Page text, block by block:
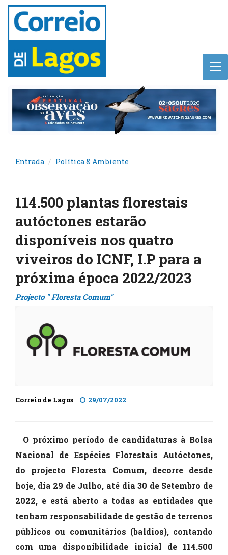
Entrada Política & Ambiente
114.500 plantas florestais
autóctones estarão
disponíveis nos quatro
viveiros do ICNF, I.P para a
próxima época 2022/2023
Projecto " Floresta Comum"
Correio de Lagos 29/07/2022
O próximo período de candidaturas à Bolsa
Nacional de Espécies Florestais Autóctones,
do projecto Floresta Comum, decorre desde
hoje, dia 29 de Julho, até dia 30 de Setembro de
2022, e está aberto a todas as entidades que
tenham responsabilidade de gestão de terrenos
públicos ou comunitários (baldios), contando
com uma disponibilidade inicial de 114.500